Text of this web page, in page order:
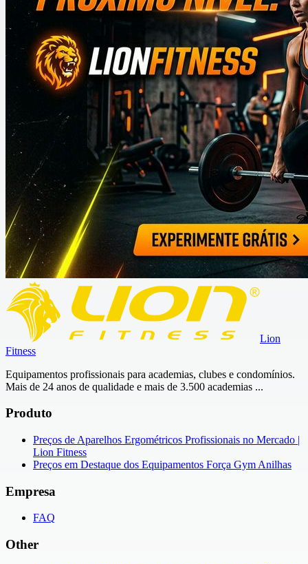
Lion
Fitness
Equipamentos profissionais para academias, clubes e condomínios.
Mais de 24 anos de qualidade e mais de 3.500 academias ...
Produto
Preços de Aparelhos Ergométricos Profissionais no Mercado |
Lion Fitness
Preços em Destaque dos Equipamentos Força Gym Anilhas
Empresa
FAQ
Other